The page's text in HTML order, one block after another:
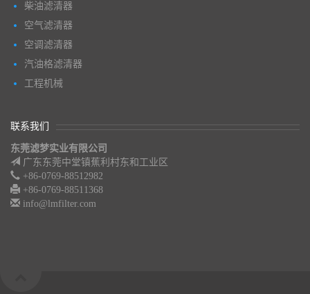
柴油滤清器
空气滤清器
空调滤清器
汽油格滤清器
工程机械
联系我们
东莞滤梦实业有限公司
广东东莞中堂镇蕉利村东和工业区
+86-0769-88512982
+86-0769-88511368
info@lmfilter.com